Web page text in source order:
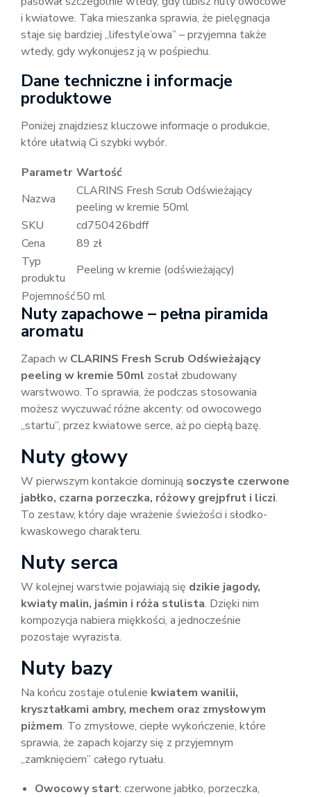
i kwiatowe. Taka mieszanka sprawia, że pielęgnacja
staje się bardziej „lifestyle’owa” – przyjemna także
wtedy, gdy wykonujesz ją w pośpiechu.
Dane techniczne i informacje
produktowe
Poniżej znajdziesz kluczowe informacje o produkcie,
które ułatwią Ci szybki wybór.
Parametr Wartość
Nazwa
CLARINS Fresh Scrub Odświeżający
peeling w kremie 50ml
SKU
cd750426bdff
Cena
89 zł
Typ
produktu
Peeling w kremie (odświeżający)
Pojemność50 ml
Nuty zapachowe – pełna piramida
aromatu
Zapach w CLARINS Fresh Scrub Odświeżający
peeling w kremie 50ml został zbudowany
warstwowo. To sprawia, że podczas stosowania
możesz wyczuwać różne akcenty: od owocowego
„startu”, przez kwiatowe serce, aż po ciepłą bazę.
Nuty głowy
W pierwszym kontakcie dominują soczyste czerwone
jabłko, czarna porzeczka, różowy grejpfrut i liczi.
To zestaw, który daje wrażenie świeżości i słodko-
kwaskowego charakteru.
Nuty serca
W kolejnej warstwie pojawiają się dzikie jagody,
kwiaty malin, jaśmin i róża stulista. Dzięki nim
kompozycja nabiera miękkości, a jednocześnie
pozostaje wyrazista.
Nuty bazy
Na końcu zostaje otulenie kwiatem wanilii,
kryształkami ambry, mechem oraz zmysłowym
piżmem. To zmysłowe, ciepłe wykończenie, które
sprawia, że zapach kojarzy się z przyjemnym
„zamknięciem” całego rytuału.
Owocowy start: czerwone jabłko, porzeczka,